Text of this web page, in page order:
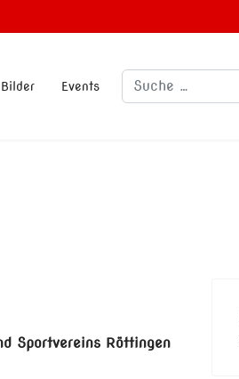
Bilder Events Suchen
Sportvereins Röttingen